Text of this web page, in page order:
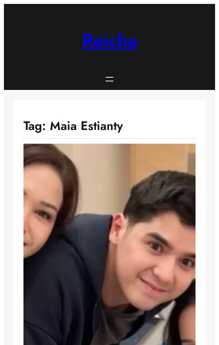
Reicha
Tag: Maia Estianty